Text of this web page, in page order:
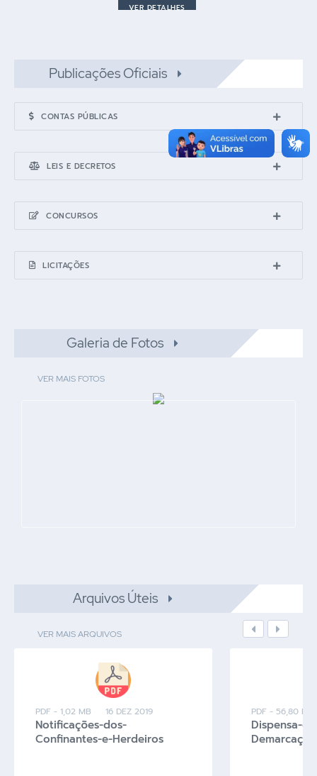
VER DETALHES
Publicações Oficiais
CONTAS PÚBLICAS
LEIS E DECRETOS
CONCURSOS
LICITAÇÕES
Galeria de Fotos
VER MAIS FOTOS
30 JUL 2021
Arquivos Úteis
VER MAIS ARQUIVOS
PDF - 1,02 MB 16 DEZ 2019
Notificações-dos-
Confinantes-e-Herdeiros
PDF - 56,80 KB
Dispensa-